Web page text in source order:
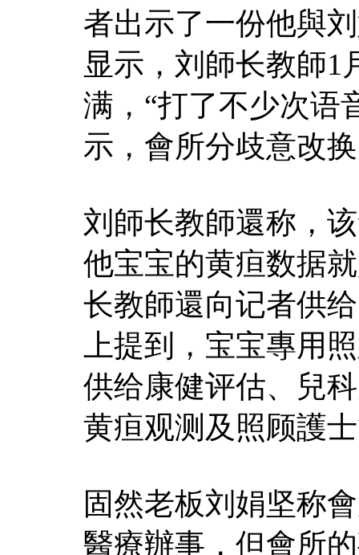
者出示了一份他與
显示，刘師长教師1
满，“打了不少次语
示，會所分歧意改
刘師长教師還称，
他宝宝的黄疸数据
长教師還向记者供
上提到，宝宝專用
供给康健评估、兒
黄疸观测及照顾護
固然老板刘娟坚称
醫療辦事，但會所